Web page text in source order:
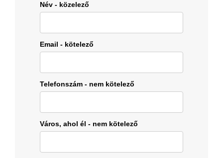
Név - közelező
Email - kötelező
Telefonszám - nem kötelező
Város, ahol él - nem kötelező